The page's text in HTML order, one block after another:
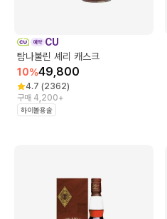
CU
탐나불린 셰리 캐스크
10%49,800
4.7 (2362)
구매 4,200+
하이볼용술